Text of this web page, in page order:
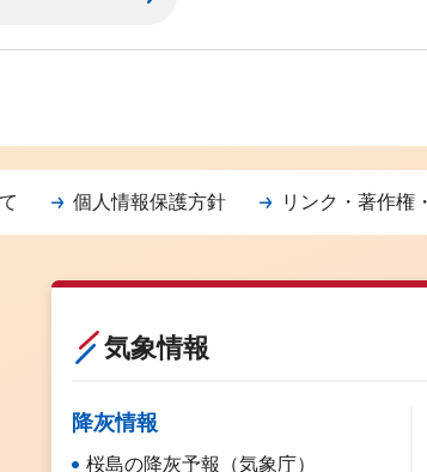
個人情報保護方針 リンク・著作権
気象情報
降灰情報
桜島の降灰予報（気象庁）